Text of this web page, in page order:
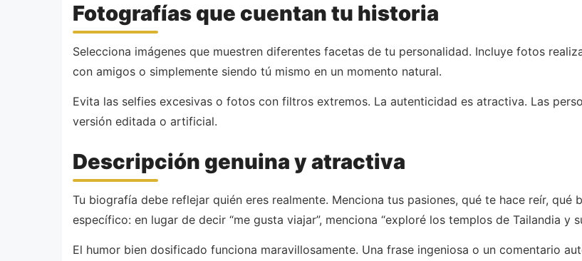
Fotografías que cuentan tu historia
Selecciona imágenes que muestren diferentes facetas de tu personalidad. Incluye fotos
con amigos o simplemente siendo tú mismo en un momento natural.
Evita las selfies excesivas o fotos con filtros extremos. La autenticidad es atractiva. Las
versión editada o artificial.
Descripción genuina y atractiva
Tu biografía debe reflejar quién eres realmente. Menciona tus pasiones, qué te hace reír, qué
específico: en lugar de decir “me gusta viajar”, menciona “exploré los templos de Tailandia y
El humor bien dosificado funciona maravillosamente. Una frase ingeniosa o un comentario